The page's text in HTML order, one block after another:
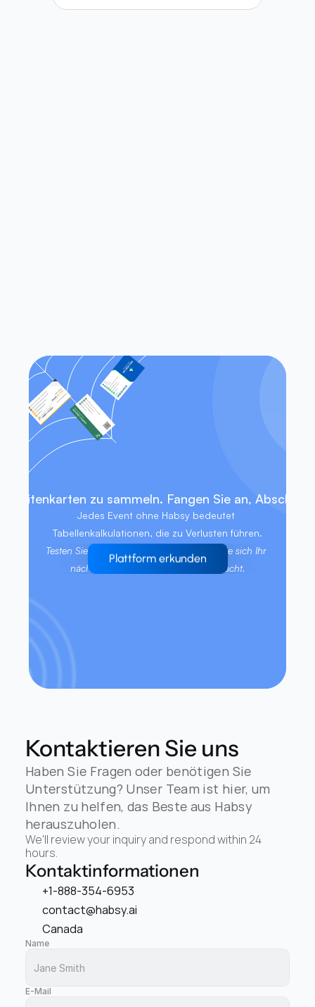
eine Internetverbindung zugreifen?
Visitenkarten zu sammeln. Fangen Sie an,
Jedes Event ohne Habsy bedeutet
Tabellenkalkulationen, die zu Verlusten führen.
Testen Sie Habsy kostenlos. Erleben Sie, wie sich Ihr
nächstes Event von selbst bezahlt macht.
Plattform erkunden
Kontaktieren Sie uns
Haben Sie Fragen oder benötigen Sie
Unterstützung? Unser Team ist hier, um
Ihnen zu helfen, das Beste aus Habsy
herauszuholen.
We'll review your inquiry and respond within 24
hours.
Kontaktinformationen
+1-888-354-6953
contact@habsy.ai
Canada
Name
E-Mail